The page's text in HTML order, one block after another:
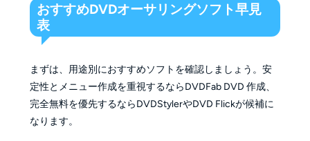
おすすめDVDオーサリングソフト早見
表
まずは、用途別におすすめソフトを確認しましょう。安
定性とメニュー作成を重視するならDVDFab DVD 作成、
完全無料を優先するならDVDStylerやDVD Flickが候補に
なります。